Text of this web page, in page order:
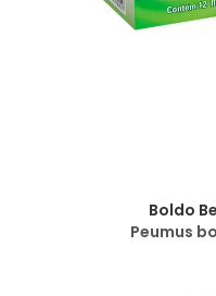
Boldo
Peumus